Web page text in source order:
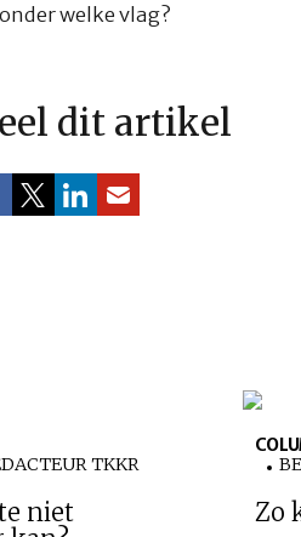
welke vlag?
dit artikel
TKKR
niet
Zo